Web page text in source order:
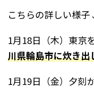
こちらの詳しい様子
1月18日（木）東京
川県輪島市に炊き出
1月19日（金）夕刻